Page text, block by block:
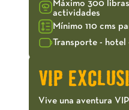
Máximo 300
actividades
Mínimo 110 cms
Transporte - hotel
VIP
Vive una aventura